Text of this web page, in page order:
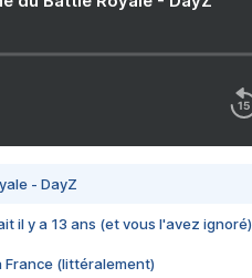
- DayZ
il y a 13 ans (et vous l'avez ignoré)
France (littéralement)